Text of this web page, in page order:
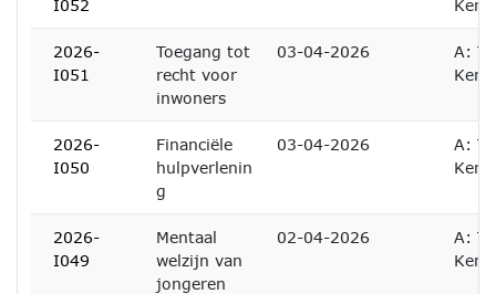
I052
2026-
I051
Toegang tot
recht voor
inwoners
03-04-2026
A:
2026-
I050
Financiële
hulpverlenin
g
03-04-2026
A:
2026-
I049
Mentaal
welzijn van
jongeren
02-04-2026
A: